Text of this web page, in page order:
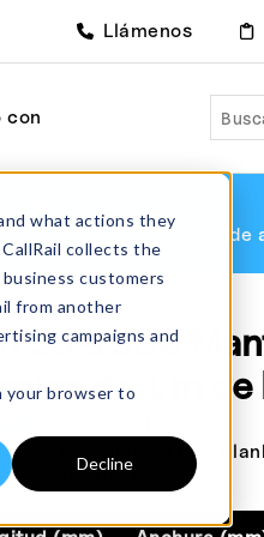
what actions they
collects the
customers
from another
campaigns and
your browser to
Decline
Llámenos
con
de fibra cerámica de
1000
de 1 m
1000 Alumina Fibre
x 25mm Thick.